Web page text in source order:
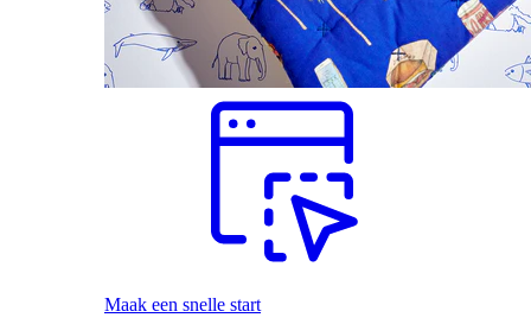
Maak een snelle start